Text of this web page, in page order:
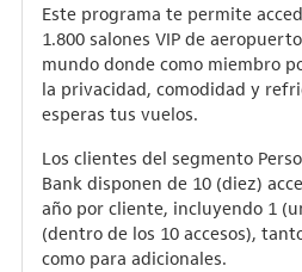
Este programa te permite
1.800 salones VIP de
mundo donde como miembro
la privacidad, comodidad y
esperas tus vuelos.
Los clientes del segmento
Bank disponen de 10 (diez)
año por cliente, incluyendo 1
(dentro de los 10 accesos),
como para adicionales.